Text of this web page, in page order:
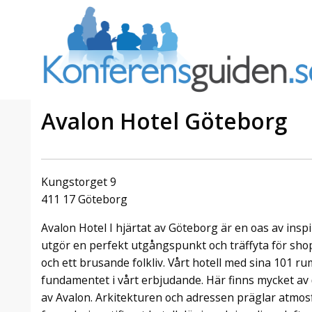
Avalon Hotel Göteborg
Kungstorget 9
411 17 Göteborg
Avalon Hotel I hjärtat av Göteborg är en oas av
utgör en perfekt utgångspunkt och träffyta för
och ett brusande folkliv. Vårt hotell med sina 101
fundamentet i vårt erbjudande. Här finns mycket
av Avalon. Arkitekturen och adressen präglar
av att
Stockholm Hotel
Julerbjudande
2026 hos oss. Mellan den 23
november och 19 december
förvandlar vi våra lokaler till en
stämningsfull mötesplats där
hantverk, tradi ...